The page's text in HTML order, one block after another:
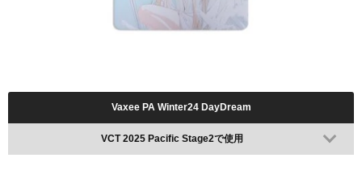
Vaxee PA Winter24 DayDream
VCT 2025 Pacific Stage2で使用